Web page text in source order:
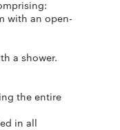
with an open-
a shower.
the entire
in all